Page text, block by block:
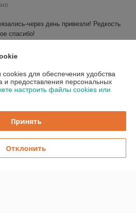
через день привезли! Редкость
спасибо!
все отзывы
для обеспечения удобства
и предоставления персональных
настроить файлы cookies или
Принять
Отклонить